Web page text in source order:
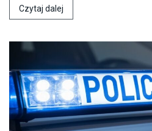
Czytaj dalej